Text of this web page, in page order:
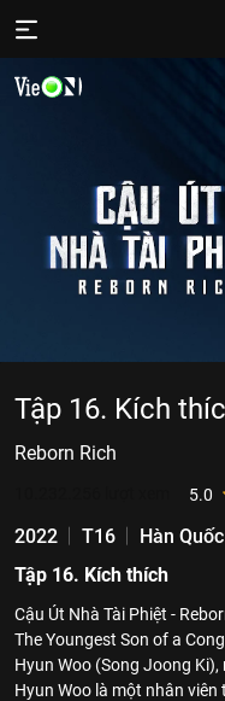
Tập 16. Kích
Reborn Rich
5.0
2022 T16 Hàn Quốc
Tập 16. Kích thích
Cậu Út Nhà Tài Phiệt -
The Youngest Son of a
Hyun Woo (Song Joong
Hyun Woo là một nhân